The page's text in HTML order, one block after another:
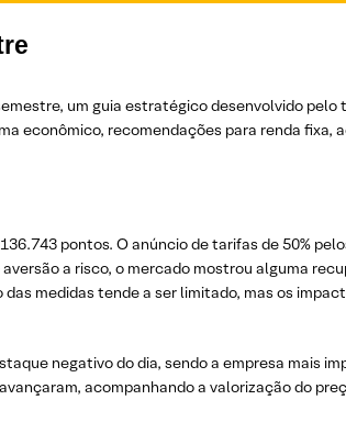
um guia estratégico desenvolvido
econômico, recomendações para renda fixa,
pontos. O anúncio de tarifas de 50%
a risco, o mercado mostrou alguma
das medidas tende a ser limitado, mas os
negativo do dia, sendo a empresa mais
acompanhando a valorização do